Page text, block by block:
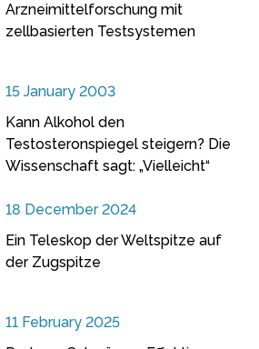
Arzneimittelforschung mit
zellbasierten Testsystemen
15 January 2003
Kann Alkohol den
Testosteronspiegel steigern? Die
Wissenschaft sagt: „Vielleicht“
18 December 2024
Ein Teleskop der Weltspitze auf
der Zugspitze
11 February 2025